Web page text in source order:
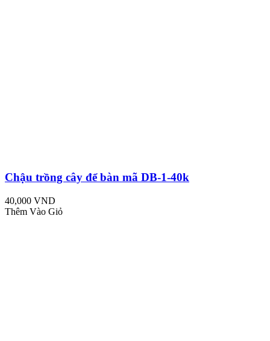
Chậu trồng cây để bàn mã DB-1-40k
40,000 VND
Thêm Vào Giỏ